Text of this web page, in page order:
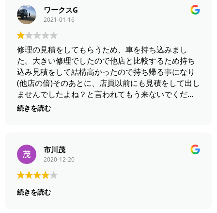
ワークスG
2021-01-16
修理の見積をしてもらうため、車を持ち込みまし
た。大きい修理でしたので他店と比較するため持ち
込み見積をして結構高かったので持ち帰る事になり
(他店の倍)そのあとに、店員以前にも見積をして出し
ませんでしたよね？と言われてもう来ないでくださ
いと言われました。 その際の事は修理をして1週間
取り付けミスが発覚しました。←整備不備 ちなみに
今回自分が出したのは見積です。 持ってくるなと言
うのも自由です。 見積を出すって当然の事でそれが
整備不備に続き見積一つもぐじぐじ言うような 会社
続きを読む
市川茂
2020-12-20
続きを読む